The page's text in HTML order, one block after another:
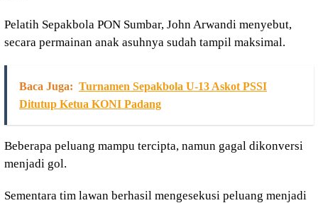
Pelatih Sepakbola PON Sumbar, John Arwandi menyebut,
secara permainan anak asuhnya sudah tampil maksimal.
Baca Juga: Turnamen Sepakbola U-13 Askot PSSI
Ditutup Ketua KONI Padang
Beberapa peluang mampu tercipta, namun gagal dikonversi
menjadi gol.
Sementara tim lawan berhasil mengesekusi peluang menjadi